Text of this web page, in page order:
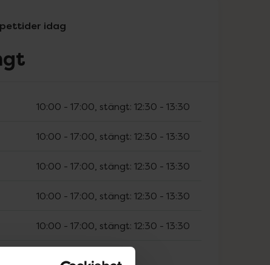
idag
10:00 -17:00, stängt: 12:30 -13:30
10:00 -17:00, stängt: 12:30 -13:30
10:00 -17:00, stängt: 12:30 -13:30
10:00 -17:00, stängt: 12:30 -13:30
10:00 -17:00, stängt: 12:30 -13:30